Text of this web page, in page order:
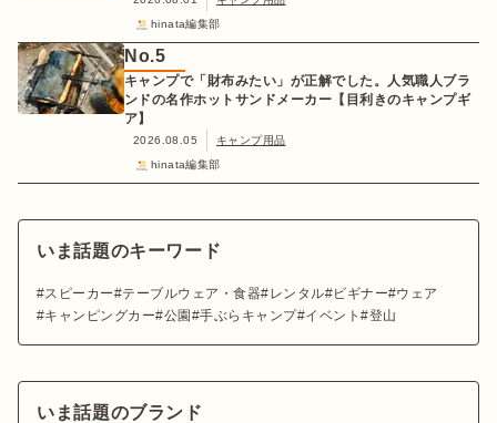
hinata編集部
No.5
キャンプで「財布みたい」が正解でした。人気職人ブラ
ンドの名作ホットサンドメーカー【目利きのキャンプギ
ア】
2026.08.05
キャンプ用品
hinata編集部
いま話題のキーワード
スピーカー テーブルウェア・食器 レンタル ビギナー
ウェア
キャンピングカー 公園 手ぶらキャンプ イベント 登山
いま話題のブランド